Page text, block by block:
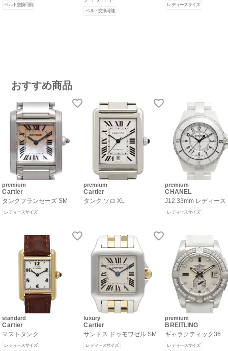
ベルト交換可能
ベルト交換可能
レディースサイズ
おすすめ商品
premium
Cartier
タンクフランセーズ SM
レディースサイズ
standard
Cartier
マストタンク
レディースサイズ
premium
Cartier
タンク ソロ XL
luxury
Cartier
サントス ドゥモワゼル SM
レディースサイズ
premium
CHANEL
J12 33mm レディース
レディースサイズ
premium
BREITLING
ギャラクティック36
レディースサイズ